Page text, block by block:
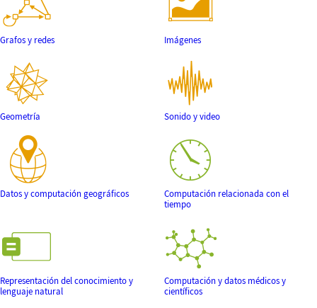
Grafos y redes Imágenes
Geometría Sonido y video
Datos y computación geográficos
Computación relacionada con el
tiempo
Representación del conocimiento y
lenguaje natural
Computación y datos médicos y
científicos